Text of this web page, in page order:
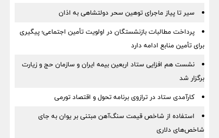
سیر تا پیاز ماجرای توهین سحر دولتشاهی به اذان
پرداخت مطالبات بازنشستگان در اولویت تأمین اجتماعی؛ پیگیری
برای تأمین منابع ادامه دارد
نشست هم افزایی ستاد اربعین بیمه ایران و سازمان حج و زیارت
برگزار شد
کارآمدی ستاد در ترازوی برنامه تحول و اقتصاد تورمی
استفاده از شاخص قیمت سنگ‌آهن مبتنی بر یوان به جای
شاخص‌های دلاری